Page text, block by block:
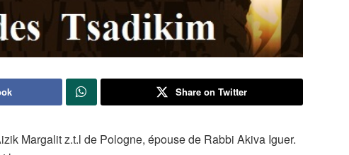
Share on Twitter
Margalit z.t.l de Pologne, épouse de Rabbi Akiva Iguer.